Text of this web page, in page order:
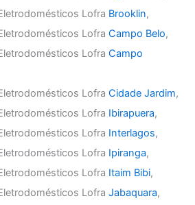
Lofra Brooklin,
LofraCampo Belo,
LofraCampo
LofraCidade Jardim,
Lofra Ibirapuera,
Lofra Interlagos,
Lofra Ipiranga,
Lofra Itaim Bibi,
LofraJabaquara,